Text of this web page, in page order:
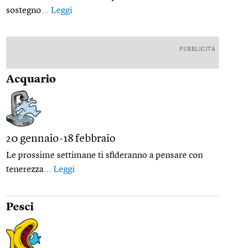
sostegno... Leggi
PUBBLICITÀ
Acquario
20 gennaio-18 febbraio
Le prossime settimane ti sfideranno a pensare con
tenerezza... Leggi
Pesci